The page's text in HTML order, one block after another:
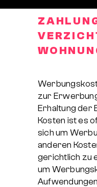
zur
Erhaltung der
Kosten ist es
sich um
anderen
gerichtlich zu
um